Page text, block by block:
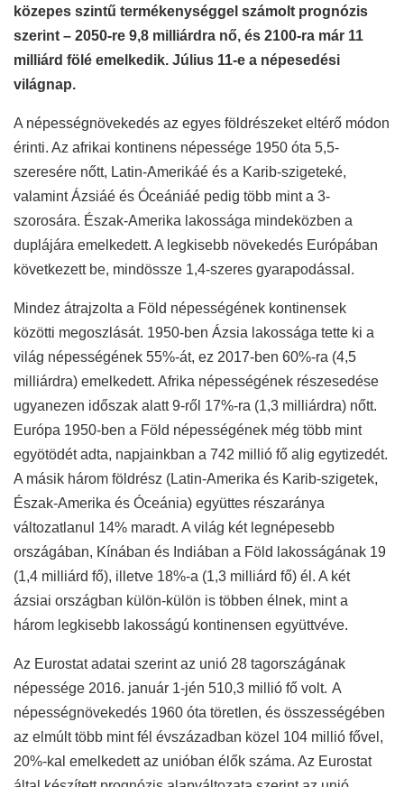
közepes szintű termékenységgel számolt prognózis
szerint – 2050-re 9,8 milliárdra nő, és 2100-ra már 11
milliárd fölé emelkedik. Július 11-e a népesedési
világnap.
A népességnövekedés az egyes földrészeket eltérő módon
érinti. Az afrikai kontinens népessége 1950 óta 5,5-
szeresére nőtt, Latin-Amerikáé és a Karib-szigeteké,
valamint Ázsiáé és Óceániáé pedig több mint a 3-
szorosára. Észak-Amerika lakossága mindeközben a
duplájára emelkedett. A legkisebb növekedés Európában
következett be, mindössze 1,4-szeres gyarapodással.
Mindez átrajzolta a Föld népességének kontinensek
közötti megoszlását. 1950-ben Ázsia lakossága tette ki a
világ népességének 55%-át, ez 2017-ben 60%-ra (4,5
milliárdra) emelkedett. Afrika népességének részesedése
ugyanezen időszak alatt 9-ről 17%-ra (1,3 milliárdra) nőtt.
Európa 1950-ben a Föld népességének még több mint
egyötödét adta, napjainkban a 742 millió fő alig egytizedét.
A másik három földrész (Latin-Amerika és Karib-szigetek,
Észak-Amerika és Óceánia) együttes részaránya
változatlanul 14% maradt. A világ két legnépesebb
országában, Kínában és Indiában a Föld lakosságának 19
(1,4 milliárd fő), illetve 18%-a (1,3 milliárd fő) él. A két
ázsiai országban külön-külön is többen élnek, mint a
három legkisebb lakosságú kontinensen együttvéve.
Az Eurostat adatai szerint az unió 28 tagországának
népessége 2016. január 1-jén 510,3 millió fő volt. A
népességnövekedés 1960 óta töretlen, és összességében
az elmúlt több mint fél évszázadban közel 104 millió fővel,
20%-kal emelkedett az unióban élők száma. Az Eurostat